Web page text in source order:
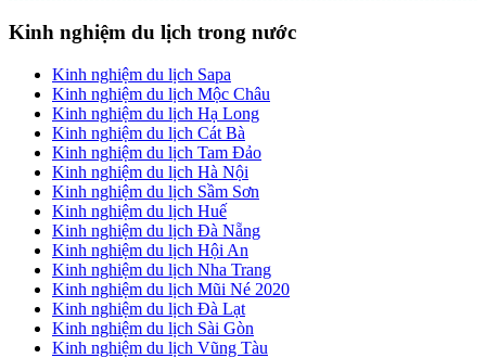
Primary
Sidebar
Kinh nghiệm du lịch trong nước
Kinh nghiệm du lịch Sapa
Kinh nghiệm du lịch Mộc Châu
Kinh nghiệm du lịch Hạ Long
Kinh nghiệm du lịch Cát Bà
Kinh nghiệm du lịch Tam Đảo
Kinh nghiệm du lịch Hà Nội
Kinh nghiệm du lịch Sầm Sơn
Kinh nghiệm du lịch Huế
Kinh nghiệm du lịch Đà Nẵng
Kinh nghiệm du lịch Hội An
Kinh nghiệm du lịch Nha Trang
Kinh nghiệm du lịch Mũi Né 2020
Kinh nghiệm du lịch Đà Lạt
Kinh nghiệm du lịch Sài Gòn
Kinh nghiệm du lịch Vũng Tàu